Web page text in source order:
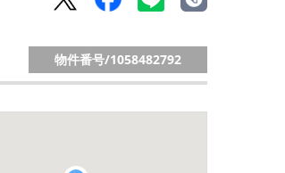
物件番号/1058482792